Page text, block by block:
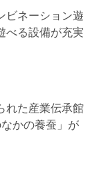
ビネーション遊
べる設備が充実
れた産業伝承館
かの養蚕」が